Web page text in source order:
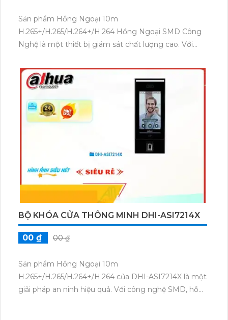
Sản phẩm Hồng Ngoại 10m
H.265+/H.265/H.264+/H.264 Hồng Ngoại SMD Công
Nghệ là một thiết bị giám sát chất lượng cao. Với
phẩm mang đến hình ảnh sắc nét với kích thước tối
ưu. Đặc biệt, sản phẩm còn được tích hợp bộ khóa
cửa từ DHI-ASI8214Y-V3, giúp tăng cường bảo mật
cho tổ chức hoặc hộ gia đình. Sản phẩm thích hợp để
sử dụng trong nhiều môi trường khác nhau và đáp
BỘ KHÓA CỬA THÔNG MINH DHI-ASI7214X
00 ₫ 00 ₫
Sản phẩm Hồng Ngoại 10m
H.265+/H.265/H.264+/H.264 của DHI-ASI7214X là một
giải pháp an ninh hiệu quả. Với công nghệ SMD, hỗ